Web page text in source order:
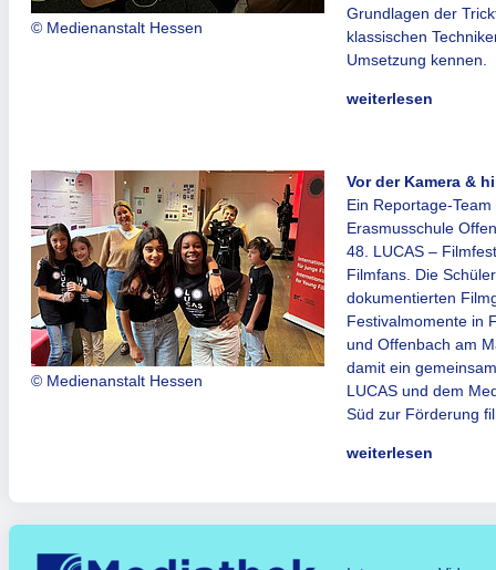
© Medienanstalt Hessen
Grundlagen der
klassischen
Umsetzung kennen.
weiterlesen
© Medienanstalt Hessen
Vor der Kamera &
Ein Reportage-
Erasmusschule
48. LUCAS –
Filmfans. Die
dokumentierten
Festivalmomente in
und Offenbach am
damit ein
LUCAS und dem
Süd zur Förderung
weiterlesen